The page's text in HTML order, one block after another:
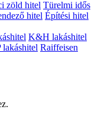
zöld hitel Türelmi idős
hitel Építési hitel
K&H lakáshitel
lakáshitel Raiffeisen